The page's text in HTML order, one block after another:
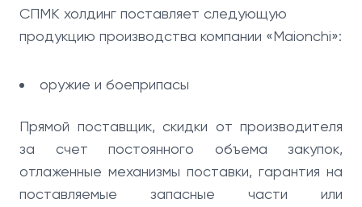
СПМК холдинг поставляет следующую
продукцию производства компании «Maionchi»:
оружие и боеприпасы
Прямой поставщик, скидки от производителя
за счет постоянного объема закупок,
отлаженные механизмы поставки, гарантия на
поставляемые запасные части или